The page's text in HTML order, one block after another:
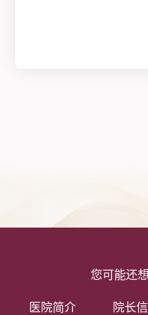
您可能还
医院简介 院长